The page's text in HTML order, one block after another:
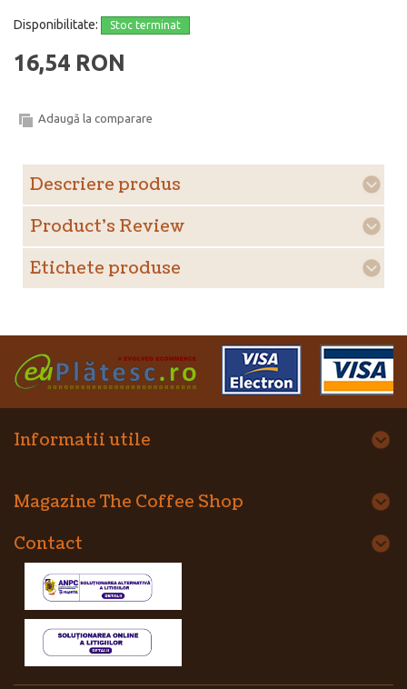
Disponibilitate: Stoc terminat
16,54 RON
Adaugă la comparare
Descriere produs
Product's Review
Etichete produse
Informatii utile
Magazine The Coffee Shop
Contact